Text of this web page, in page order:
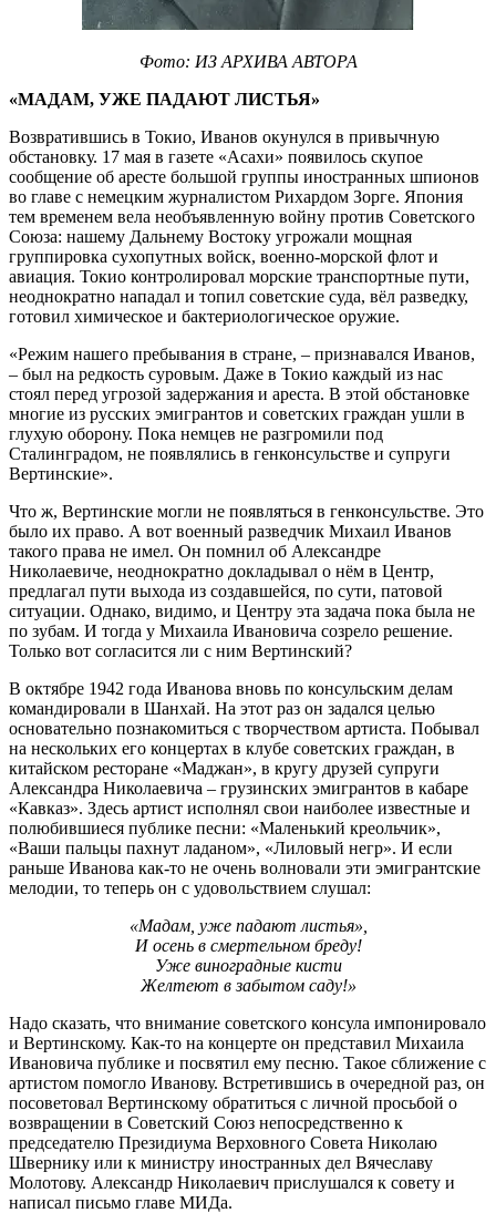
Фото: ИЗ АРХИВА АВТОРА
«МАДАМ, УЖЕ ПАДАЮТ ЛИСТЬЯ»
Возвратившись в Токио, Иванов окунулся в привычную
обстановку. 17 мая в газете «Асахи» появилось скупое
сообщение об аресте большой группы иностранных шпионов
во главе с немецким журналистом Рихардом Зорге. Япония
тем временем вела необъявленную войну против Советского
Союза: нашему Дальнему Востоку угрожали мощная
группировка сухопутных войск, военно-морской флот и
авиация. Токио контролировал морские транспортные пути,
неоднократно нападал и топил советские суда, вёл разведку,
готовил химическое и бактериологическое оружие.
«Режим нашего пребывания в стране, – признавался Иванов,
– был на редкость суровым. Даже в Токио каждый из нас
стоял перед угрозой задержания и ареста. В этой обстановке
многие из русских эмигрантов и советских граждан ушли в
глухую оборону. Пока немцев не разгромили под
Сталинградом, не появлялись в генконсульстве и супруги
Вертинские».
Что ж, Вертинские могли не появляться в генконсульстве. Это
было их право. А вот военный разведчик Михаил Иванов
такого права не имел. Он помнил об Александре
Николаевиче, неоднократно докладывал о нём в Центр,
предлагал пути выхода из создавшейся, по сути, патовой
ситуации. Однако, видимо, и Центру эта задача пока была не
по зубам. И тогда у Михаила Ивановича созрело решение.
Только вот согласится ли с ним Вертинский?
В октябре 1942 года Иванова вновь по консульским делам
командировали в Шанхай. На этот раз он задался целью
основательно познакомиться с творчеством артиста. Побывал
на нескольких его концертах в клубе советских граждан, в
китайском ресторане «Маджан», в кругу друзей супруги
Александра Николаевича – грузинских эмигрантов в кабаре
«Кавказ». Здесь артист исполнял свои наиболее известные и
полюбившиеся публике песни: «Маленький креольчик»,
«Ваши пальцы пахнут ладаном», «Лиловый негр». И если
раньше Иванова как-то не очень волновали эти эмигрантские
мелодии, то теперь он с удовольствием слушал:
«Мадам, уже падают листья»,
И осень в смертельном бреду!
Уже виноградные кисти
Желтеют в забытом саду!»
Надо сказать, что внимание советского консула импонировало
и Вертинскому. Как-то на концерте он представил Михаила
Ивановича публике и посвятил ему песню. Такое сближение с
артистом помогло Иванову. Встретившись в очередной раз, он
посоветовал Вертинскому обратиться с личной просьбой о
возвращении в Советский Союз непосредственно к
председателю Президиума Верховного Совета Николаю
Швернику или к министру иностранных дел Вячеславу
Молотову. Александр Николаевич прислушался к совету и
написал письмо главе МИДа.